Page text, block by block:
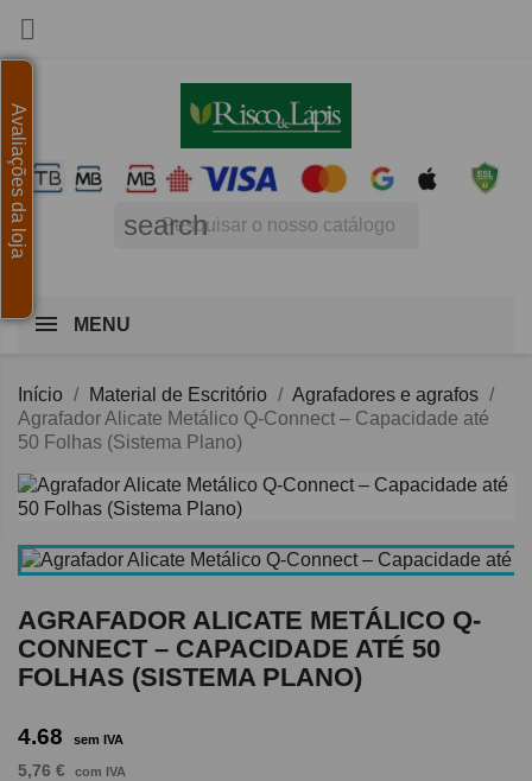

search
MENU
Início Material de Escritório
Agrafadores e agrafos
Agrafador Alicate Metálico Q-Connect – Capacidade até
50 Folhas (Sistema Plano)
AGRAFADOR ALICATE METÁLICO Q-
CONNECT – CAPACIDADE ATÉ 50
FOLHAS (SISTEMA PLANO)
4.68 sem IVA
5,76 € com IVA
Avaliações da loja